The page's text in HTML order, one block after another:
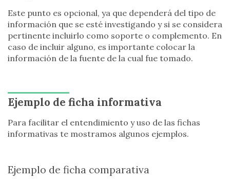
Este punto es opcional, ya que dependerá del tipo de
información que se esté investigando y si se considera
pertinente incluirlo como soporte o complemento. En
caso de incluir alguno, es importante colocar la
información de la fuente de la cual fue tomado.
Ejemplo de ficha informativa
Para facilitar el entendimiento y uso de las fichas
informativas te mostramos algunos ejemplos.
Ejemplo de ficha comparativa